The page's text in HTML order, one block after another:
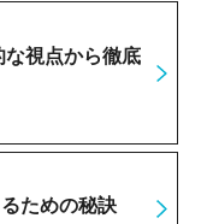
視点から徹底
ための秘訣